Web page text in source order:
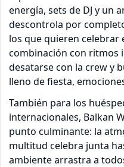
energía, sets de DJ y un
descontrola por
los que quieren celebrar
combinación con ritmos
desatarse con la crew y
lleno de fiesta,
También para los
internacionales, Balkan
punto culminante: la
multitud celebra junta
ambiente arrastra a